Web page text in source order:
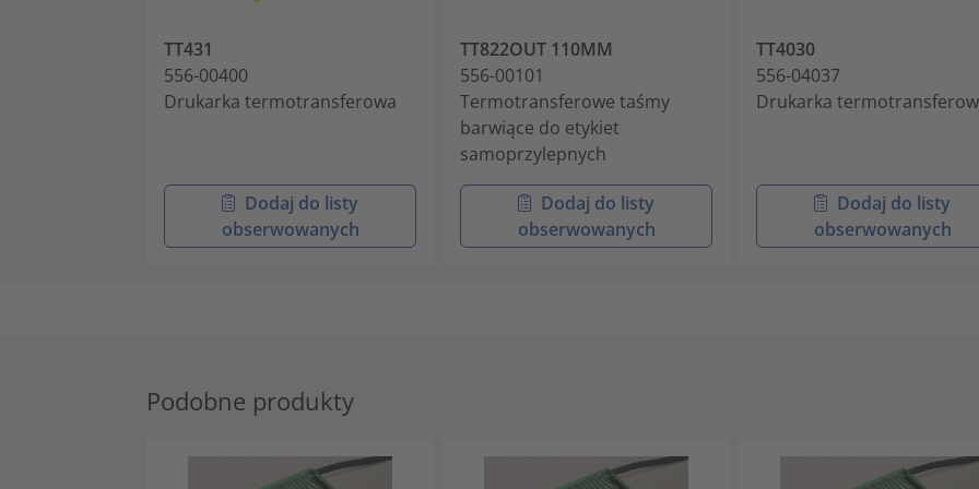
TT431
556-00400
Drukarka termotransferowa
Dodaj do listy
obserwowanych
TT822OUT 110MM
556-00101
Termotransferowe taśmy
barwiące do etykiet
samoprzylepnych
Dodaj do listy
obserwowanych
TT4030
556-04037
Drukarka
Dodaj do listy
obserwowanych
Podobne produkty